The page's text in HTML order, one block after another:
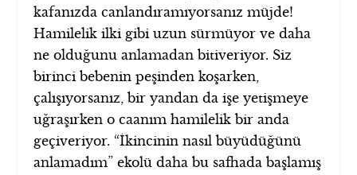
kafanızda canlandıramıyorsanız müjde!
Hamilelik ilki gibi uzun sürmüyor ve daha
ne olduğunu anlamadan bitiveriyor. Siz
birinci bebenin peşinden koşarken,
çalışıyorsanız, bir yandan da işe yetişmeye
uğraşırken o caanım hamilelik bir anda
geçiveriyor. “İkincinin nasıl büyüdüğünü
anlamadım” ekolü daha bu safhada başlamış